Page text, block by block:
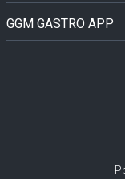
GGM GASTRO APP